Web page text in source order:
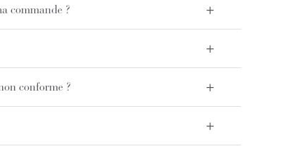
commande ? +
+
conforme ? +
+